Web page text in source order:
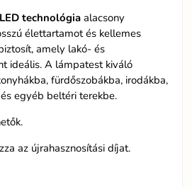
technológia alacsony
élettartamot és kellemes
amely lakó- és
ideális. A lámpatest kiváló
fürdőszobákba, irodákba,
egyéb beltéri terekbe.
az újrahasznosítási díjat.